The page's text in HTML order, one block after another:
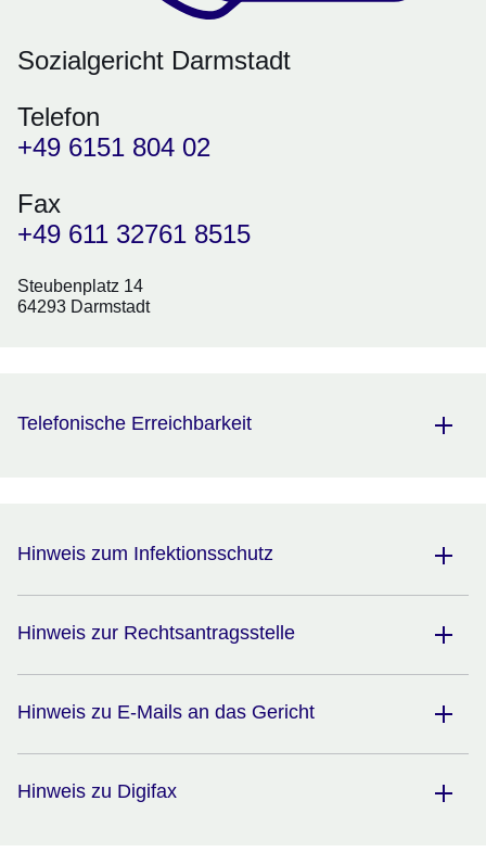
Sozialgericht Darmstadt
Telefon
+49 6151 804 02
Fax
+49 611 32761 8515
Steubenplatz 14
64293 Darmstadt
Telefonische Erreichbarkeit
Hinweis zum Infektionsschutz
Hinweis zur Rechtsantragsstelle
Hinweis zu E-Mails an das Gericht
Hinweis zu Digifax